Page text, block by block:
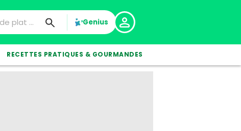
Genius
RECETTES PRATIQUES & GOURMANDES